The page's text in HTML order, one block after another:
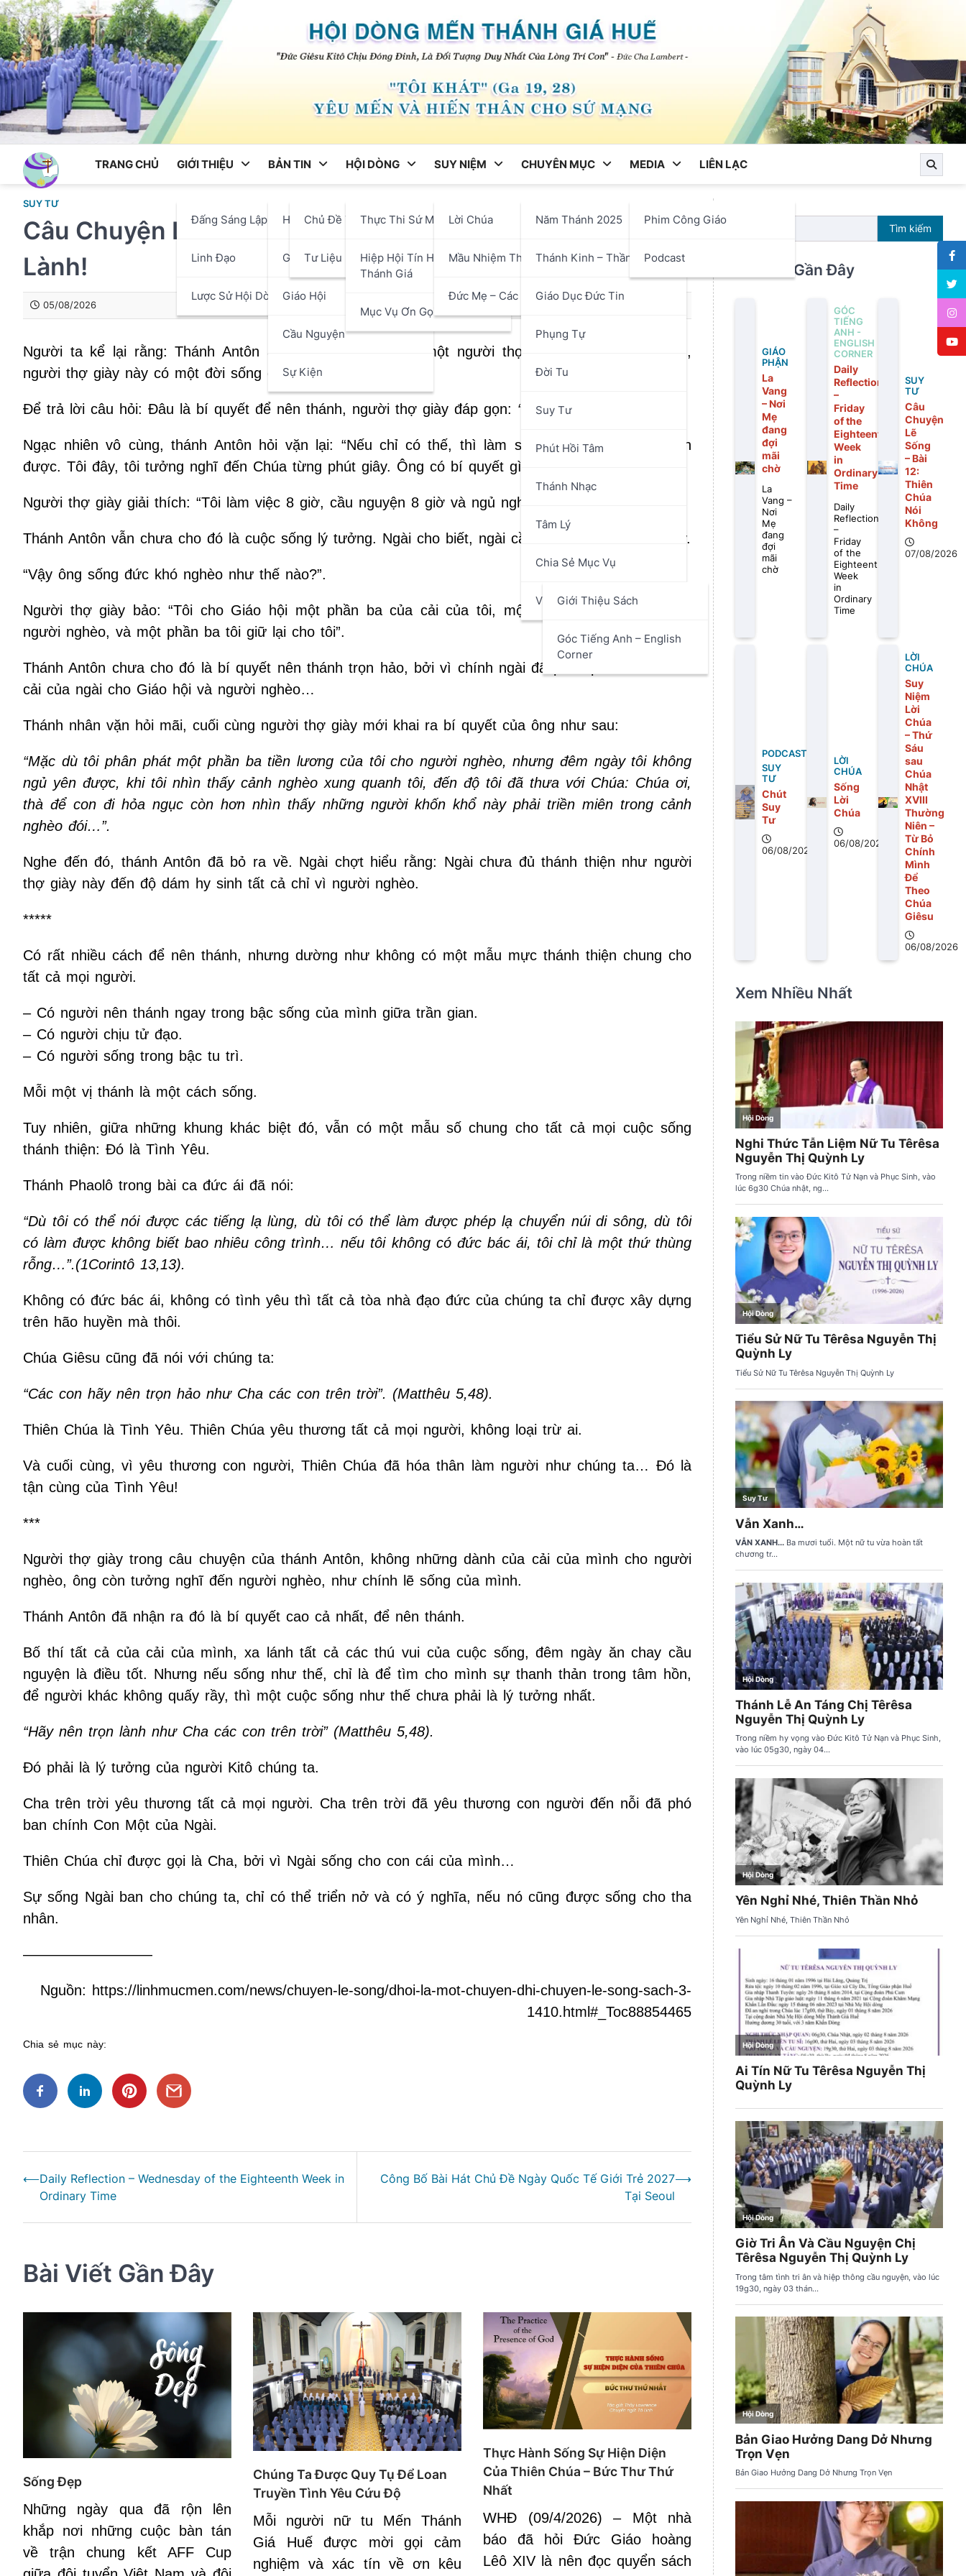
Skip
to
content
TRANG CHỦ GIỚI THIỆU
Đấng Sáng Lập
Linh Đạo
Lược Sử Hội Dòng
BẢN TIN
Hội Dòng
Chủ Đề Tháng
Tư Liệu
Giáo Phận
Giáo Hội
Cầu Nguyện
Sự Kiện
HỘI DÒNG
Thực Thi Sứ Mạng
Hiệp Hội Tín Hữu Mến
Thánh Giá
Mục Vụ Ơn Gọi
SUY NIỆM
Lời Chúa
Mầu Nhiệm Thánh Giá
Đức Mẹ – Các Thánh
CHUYÊN MỤC
Năm Thánh 2025
Thánh Kinh – Thần Học
Giáo Dục Đức Tin
Phụng Tự
Đời Tu
Suy Tư
Phút Hồi Tâm
Thánh Nhạc
Tâm Lý
Chia Sẻ Mục Vụ
Văn Hóa Nghệ Thuật
Giới Thiệu Sách
Góc Tiếng Anh – English
Corner
MEDIA
Phim Công Giáo
Podcast
LIÊN LẠC
SUY TƯ
Câu Chuyện Lẽ Sống – Bài 10: Các Con Hãy Nên Trọn
Lành!
05/08/2026
Người ta kể lại rằng: Thánh Antôn ẩn tu đã tìm đến gặp một người thợ giày, vì nghe đồn rằng,
người thợ giày này có một đời sống đạo đức lạ thường.
Ðể trả lời câu hỏi: Đâu là bí quyết để nên thánh, người thợ giày đáp gọn: “Tôi chỉ biết đóng giày”.
Ngạc nhiên vô cùng, thánh Antôn hỏi vặn lại: “Nếu chỉ có thế, thì làm sao mà gọi là thánh thiện
được. Tôi đây, tôi tưởng nghĩ đến Chúa từng phút giây. Ông có bí quyết gì khác nữa không?”.
Người thợ giày giải thích: “Tôi làm việc 8 giờ, cầu nguyện 8 giờ và ngủ nghỉ 8 giờ”.
Thánh Antôn vẫn chưa cho đó là cuộc sống lý tưởng. Ngài cho biết, ngài cầu nguyện từng phút giây.
“Vậy ông sống đức khó nghèo như thế nào?”.
Người thợ giày bảo: “Tôi cho Giáo hội một phần ba của cải của tôi, một phần ba tôi bố thí cho
người nghèo, và một phần ba tôi giữ lại cho tôi”.
Thánh Antôn chưa cho đó là bí quyết nên thánh trọn hảo, bởi vì chính ngài đã phân phát tất cả của
cải của ngài cho Giáo hội và người nghèo…
Thánh nhân vặn hỏi mãi, cuối cùng người thợ giày mới khai ra bí quyết của ông như sau:
“Mặc dù tôi phân phát một phần ba tiền lương của tôi cho người nghèo, nhưng đêm ngày tôi không
ngủ yên được, khi tôi nhìn thấy cảnh nghèo xung quanh tôi, đến độ tôi đã thưa với Chúa: Chúa ơi,
thà để con đi hỏa ngục còn hơn nhìn thấy những người khốn khổ này phải triền miên trong cảnh
nghèo đói…”.
Nghe đến đó, thánh Antôn đã bỏ ra về. Ngài chợt hiểu rằng: Ngài chưa đủ thánh thiện như người
thợ giày này đến độ dám hy sinh tất cả chỉ vì người nghèo.
*****
Có rất nhiều cách để nên thánh, nhưng dường như không có một mẫu mực thánh thiện chung cho
tất cả mọi người.
– Có người nên thánh ngay trong bậc sống của mình giữa trần gian.
– Có người chịu tử đạo.
– Có người sống trong bậc tu trì.
Mỗi một vị thánh là một cách sống.
Tuy nhiên, giữa những khung khác biệt đó, vẫn có một mẫu số chung cho tất cả mọi cuộc sống
thánh thiện: Đó là Tình Yêu.
Thánh Phaolô trong bài ca đức ái đã nói:
“Dù tôi có thể nói được các tiếng lạ lùng, dù tôi có thể làm được phép lạ chuyển núi di sông, dù tôi
có làm được không biết bao nhiêu công trình… nếu tôi không có đức bác ái, tôi chỉ là một thứ thùng
rỗng…”.(1Corintô 13,13).
Không có đức bác ái, không có tình yêu thì tất cả tòa nhà đạo đức của chúng ta chỉ được xây dựng
trên hão huyền mà thôi.
Chúa Giêsu cũng đã nói với chúng ta:
“Các con hãy nên trọn hảo như Cha các con trên trời”. (Matthêu 5,48).
Thiên Chúa là Tình Yêu. Thiên Chúa yêu thương tất cả mọi người, không loại trừ ai.
Và cuối cùng, vì yêu thương con người, Thiên Chúa đã hóa thân làm người như chúng ta… Ðó là
tận cùng của Tình Yêu!
***
Người thợ giày trong câu chuyện của thánh Antôn, không những dành của cải của mình cho người
nghèo, ông còn tưởng nghĩ đến người nghèo, như chính lẽ sống của mình.
Thánh Antôn đã nhận ra đó là bí quyết cao cả nhất, để nên thánh.
Bố thí tất cả của cải của mình, xa lánh tất cả các thú vui của cuộc sống, đêm ngày ăn chay cầu
nguyện là điều tốt. Nhưng nếu sống như thế, chỉ là để tìm cho mình sự thanh thản trong tâm hồn,
để người khác không quấy rầy, thì một cuộc sống như thế chưa phải là lý tưởng nhất.
“Hãy nên trọn lành như Cha các con trên trời” (Matthêu 5,48).
Ðó phải là lý tưởng của người Kitô chúng ta.
Cha trên trời yêu thương tất cả mọi người. Cha trên trời đã yêu thương con người đến nỗi đã phó
ban chính Con Một của Ngài.
Thiên Chúa chỉ được gọi là Cha, bởi vì Ngài sống cho con cái của mình…
Sự sống Ngài ban cho chúng ta, chỉ có thể triển nở và có ý nghĩa, nếu nó cũng được sống cho tha
nhân.
—————————
Nguồn: https://linhmucmen.com/news/chuyen-le-song/dhoi-la-mot-chuyen-dhi-chuyen-le-song-sach-3-
1410.html#_Toc88854465
Chia sẻ mục này:
hướng
viết
⟵Daily Reflection – Wednesday of the Eighteenth Week in
Ordinary Time
Công Bố Bài Hát Chủ Đề Ngày Quốc Tế Giới Trẻ 2027
Tại Seoul
⟶
Bài Viết Gần Đây
Sống Đẹp
Những ngày qua đã rộn lên
khắp nơi những cuộc bàn tán
về trận chung kết AFF Cup
Chúng Ta Được Quy Tụ Để Loan
Truyền Tình Yêu Cứu Độ
Mỗi người nữ tu Mến Thánh
Giá Huế được mời gọi cảm
nghiệm và xác tín về ơn kêu
Thực Hành Sống Sự Hiện Diện
Của Thiên Chúa – Bức Thư Thứ
Nhất
WHĐ (09/4/2026) – Một nhà
báo đã hỏi Đức Giáo hoàng
Lêô XIV là nên đọc quyển sách
Tìm kiếm
Bài Viết Gần Đây
GIÁO
PHẬN
La
Vang
– Nơi
Mẹ
đang
đợi
mãi
chờ
La
Vang –
Nơi
Mẹ
đang
đợi
mãi
chờ
GÓC
TIẾNG
ANH -
ENGLISH
CORNER
Daily
Reflection
–
Friday
of the
Eighteenth
Week
in
Ordinary
Time
Daily
Reflection
–
Friday
of the
Eighteenth
Week
in
Ordinary
Time
SUY
TƯ
Câu
Chuyện
Lẽ
Sống
– Bài
12:
Thiên
Chúa
Nói
Không
07/08/2026
PODCAST
SUY
TƯ
Chút
Suy
Tư
06/08/2026
LỜI
CHÚA
Sống
Lời
Chúa
06/08/2026
LỜI
CHÚA
Suy
Niệm
Lời
Chúa
– Thứ
Sáu
sau
Chúa
Nhật
XVIII
Thường
Niên –
Từ Bỏ
Chính
Mình
Để
Theo
Chúa
Giêsu
06/08/2026
Xem Nhiều Nhất